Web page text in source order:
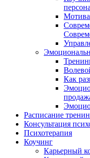
Как
Расписание
Консультация
Психотерапия
Коучинг
Карьерный